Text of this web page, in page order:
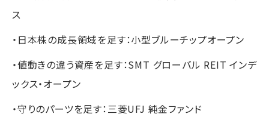
ス
・日本株の成長領域を足す：小型ブルーチップオープン
・値動きの違う資産を足す：SMT グローバル REIT インデ
ックス・オープン
・守りのパーツを足す：三菱UFJ 純金ファンド